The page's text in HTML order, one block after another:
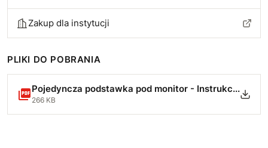
Zakup dla instytucji
PLIKI DO POBRANIA
Pojedyncza podstawka pod monitor - Instrukcja Montażu.pdf
266 KB